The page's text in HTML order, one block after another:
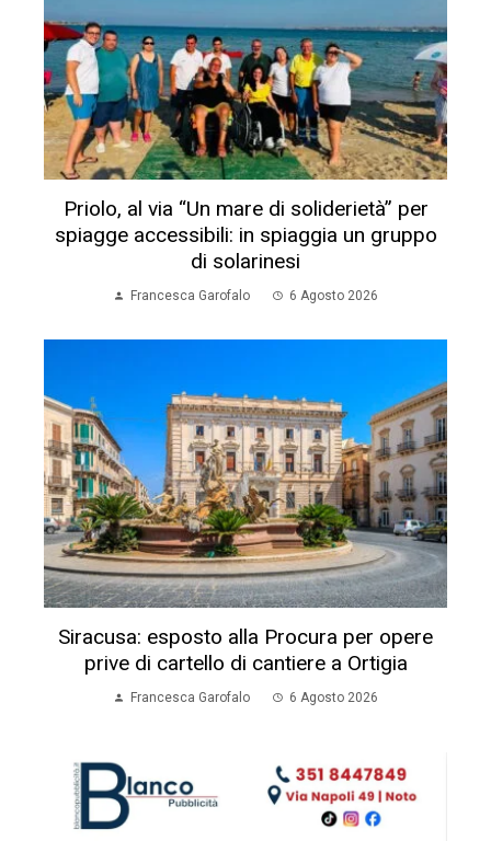
Priolo, al via “Un mare di soliderietà” per
spiagge accessibili: in spiaggia un gruppo
di solarinesi
Francesca Garofalo 6 Agosto 2026
Siracusa: esposto alla Procura per opere
prive di cartello di cantiere a Ortigia
Francesca Garofalo 6 Agosto 2026